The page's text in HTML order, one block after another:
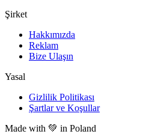
Şirket
Hakkımızda
Reklam
Bize Ulaşın
Yasal
Gizlilik Politikası
Şartlar ve Koşullar
Made with 💚 in Poland